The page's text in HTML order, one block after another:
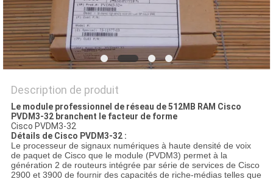
SITEMAP
POLITIQUE
DE
CONFIDENTIALITÉ
Description de produit
Le module professionnel de réseau de 512MB RAM Cisco
PVDM3-32 branchent le facteur de forme
Cisco PVDM3-32
Détails de Cisco PVDM3-32 :
Le processeur de signaux numériques à haute densité de voix
de paquet de Cisco que le module (PVDM3) permet à la
génération 2 de routeurs intégrée par série de services de Cisco
2900 et 3900 de fournir des capacités de riche-médias telles que